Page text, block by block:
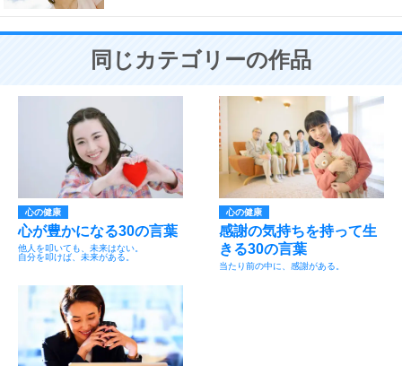
同じカテゴリーの作品
心の健康
心が豊かになる30の言葉
他人を叩いても、未来はない。
自分を叩けば、未来がある。
心の健康
感謝の気持ちを持って生
きる30の言葉
当たり前の中に、感謝がある。